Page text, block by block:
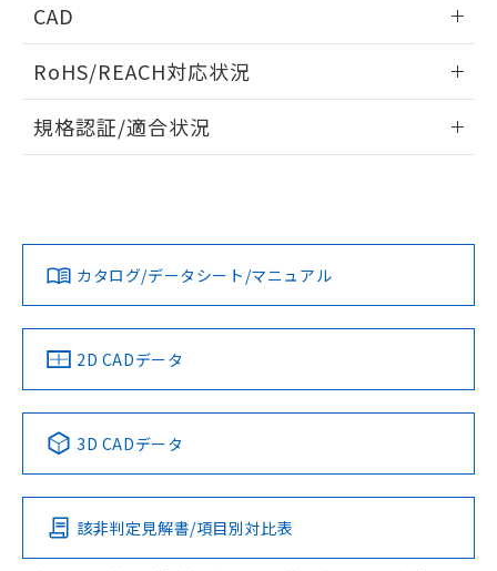
CAD
ドすることができます。
ログイン/会員登録
ダウンロードデータをご利用いただく前に、以下を必ずお読
みください。
ソフトウェアの使用条件
RoHS/REACH対応状況
EU RoHS 注意事項・凡例
対応済み
中国 RoHS 注意事項・凡例
Pb Hg Cd Cr(VI)
O
規格認証/適合状況
カタログ/データシート/マニュアル
2D CADデータ
3D CADデータ
該非判定見解書/項目別対比表